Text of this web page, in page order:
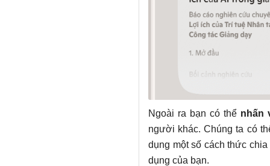
Ngoài ra bạn có thể nhấn
người khác. Chúng ta có
dụng một số cách thức
dụng của bạn.